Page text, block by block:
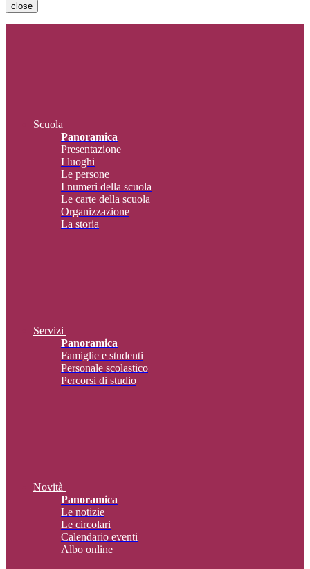
close
Scuola
Panoramica
Presentazione
I luoghi
Le persone
I numeri della scuola
Le carte della scuola
Organizzazione
La storia
Servizi
Panoramica
Famiglie e studenti
Personale scolastico
Percorsi di studio
Novità
Panoramica
Le notizie
Le circolari
Calendario eventi
Albo online